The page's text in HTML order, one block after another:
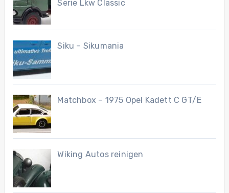
Serie Lkw Classic
Siku – Sikumania
Matchbox – 1975 Opel Kadett C GT/E
Wiking Autos reinigen